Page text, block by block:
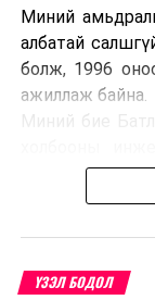
Миний
албатай
болж, 1996
ажиллаж байна.
Завхан
томилогдон
газрын Гал
ҮЗЭЛ БОДОЛ